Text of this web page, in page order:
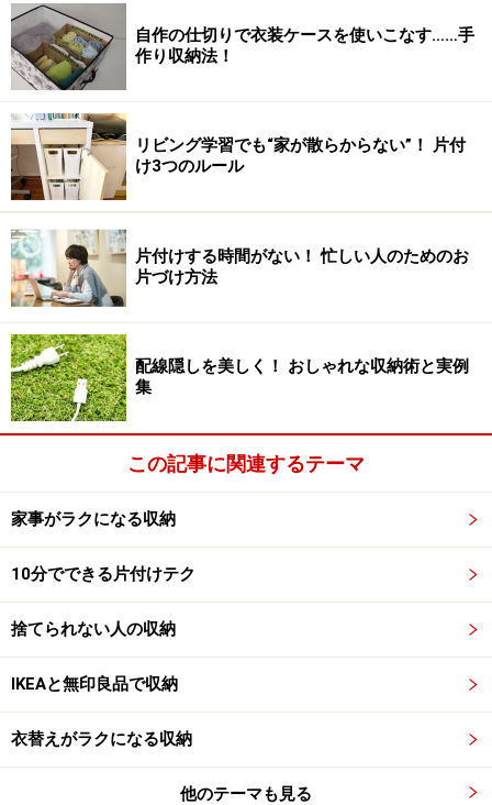
自作の仕切りで衣装ケースを使いこなす……手
作り収納法！
リビング学習でも“家が散らからない”！ 片付
け3つのルール
片付けする時間がない！ 忙しい人のためのお
片づけ方法
配線隠しを美しく！ おしゃれな収納術と実例
集
この記事に関連するテーマ
家事がラクになる収納
10分でできる片付けテク
捨てられない人の収納
IKEAと無印良品で収納
衣替えがラクになる収納
他のテーマも見る